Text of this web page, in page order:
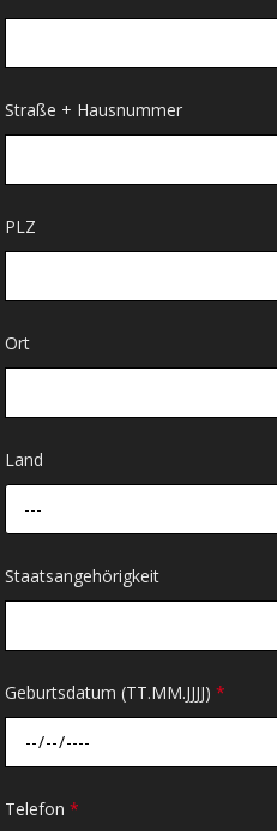
Straße + Hausnummer
PLZ
Ort
Land
---
Staatsangehörigkeit
Geburtsdatum (TT.MM.JJJJ)*
Telefon*